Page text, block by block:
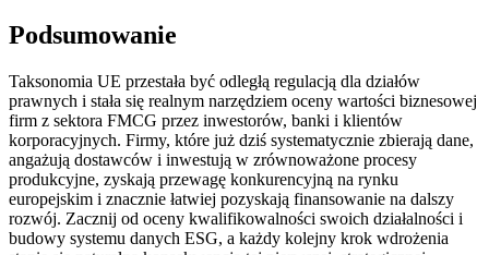
Podsumowanie
Taksonomia UE przestała być odległą regulacją dla działów
prawnych i stała się realnym narzędziem oceny wartości biznesowej
firm z sektora FMCG przez inwestorów, banki i klientów
korporacyjnych. Firmy, które już dziś systematycznie zbierają dane,
angażują dostawców i inwestują w zrównoważone procesy
produkcyjne, zyskają przewagę konkurencyjną na rynku
europejskim i znacznie łatwiej pozyskają finansowanie na dalszy
rozwój. Zacznij od oceny kwalifikowalności swoich działalności i
budowy systemu danych ESG, a każdy kolejny krok wdrożenia